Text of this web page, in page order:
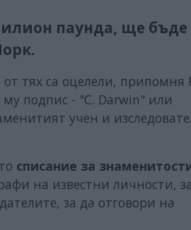
паунда, ще бъде
тях са оцелели, припомня
подпис - "C. Darwin" или
учен и
списание за
на известни личности,
за да отговори на